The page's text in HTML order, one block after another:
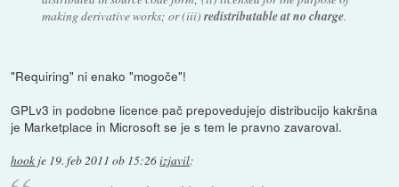
making derivative works; or (iii)redistributable at no charge.
"Requiring" ni enako "mogoče"!
GPLv3 in podobne licence pač prepovedujejo distribucijo kakršna
je Marketplace in Microsoft se je s tem le pravno zavaroval.
hook je 19. feb 2011 ob 15:26izjavil: